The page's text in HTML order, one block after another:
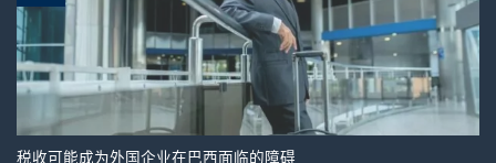
税收可能成为外国企业在巴西面临的障碍